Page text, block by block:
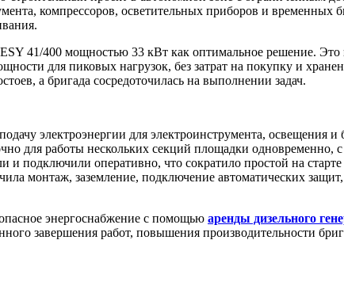
компрессоров, осветительных приборов и
41/400 мощностью 33 кВт как оптимальное решение.
для пиковых нагрузок, без затрат на покупку и
а бригада сосредоточилась на выполнении задач.
электроэнергии для электроинструмента, освещения и
для работы нескольких секций площадки одновременно,
и подключили оперативно, что сократило простой на старте
монтаж, заземление, подключение автоматических
энергоснабжение с помощью аренды дизельного
завершения работ, повышения производительности